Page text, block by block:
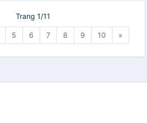
Trang 1/11
5 6 7 8 9 10 »